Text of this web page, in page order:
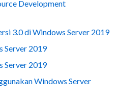
Development
3.0 di Windows Server 2019
Server 2019
Server 2019
Windows Server